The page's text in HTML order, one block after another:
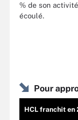
% de son
écoulé.
Pour
HCL franchit en